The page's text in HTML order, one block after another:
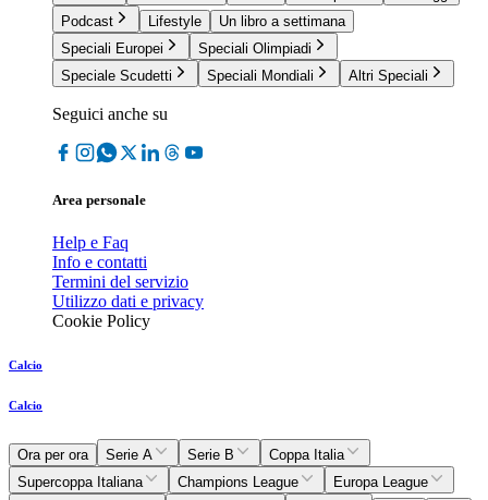
Podcast
Lifestyle
Un libro a settimana
Speciali Europei
Speciali Olimpiadi
Speciale Scudetti
Speciali Mondiali Altri Speciali
Seguici anche su
Area personale
Help e Faq
Info e contatti
Termini del servizio
Utilizzo dati e privacy
Cookie Policy
Calcio
Calcio
Ora per ora Serie A Serie B
Coppa Italia
Supercoppa Italiana
Champions League
Europa League